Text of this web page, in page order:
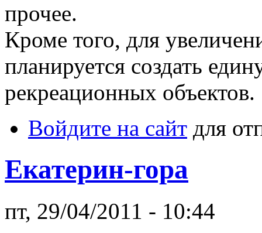
прочее.
Кроме того, для
планируется создать
рекреационных объектов.
Войдите на сайт для
Екатерин-гора
пт, 29/04/2011 - 10:44